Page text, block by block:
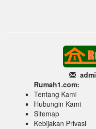
Rumah1.com:
Tentang Kami
Hubungin Kami
Sitemap
Kebijakan Privasi